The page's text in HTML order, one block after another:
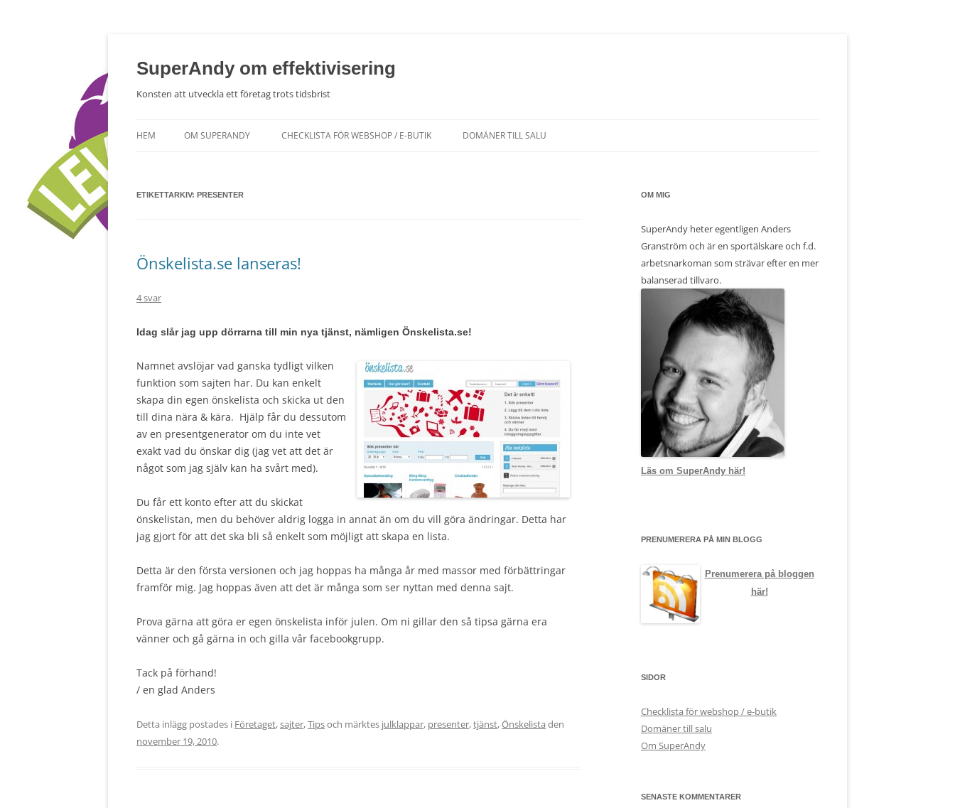
SuperAndy om effektivisering
Konsten att utveckla ett företag trots tidsbrist
HEM OM SUPERANDY CHECKLISTA FÖR WEBSHOP / E-BUTIK DOMÄNER TILL SALU
ETIKETTARKIV: PRESENTER
Önskelista.se lanseras!
4 svar
Idag slår jag upp dörrarna till min nya tjänst, nämligen Önskelista.se!
Namnet avslöjar vad ganska tydligt vilken
funktion som sajten har. Du kan enkelt
skapa din egen önskelista och skicka ut den
till dina nära & kära. Hjälp får du dessutom
av en presentgenerator om du inte vet
exakt vad du önskar dig (jag vet att det är
något som jag själv kan ha svårt med).
Du får ett konto efter att du skickat
önskelistan, men du behöver aldrig logga in annat än om du vill göra ändringar. Detta har
jag gjort för att det ska bli så enkelt som möjligt att skapa en lista.
Detta är den första versionen och jag hoppas ha många år med massor med förbättringar
framför mig. Jag hoppas även att det är många som ser nyttan med denna sajt.
Prova gärna att göra er egen önskelista inför julen. Om ni gillar den så tipsa gärna era
vänner och gå gärna in och gilla vår facebookgrupp.
Tack på förhand!
/ en glad Anders
Detta inlägg postades i Företaget,sajter,Tipsoch märktes julklappar, presenter,tjänst,Önskelista den
november 19, 2010.
OM MIG
SuperAndy heter egentligen Anders
Granström och är en sportälskare och f.d.
arbetsnarkoman som strävar efter en mer
balanserad tillvaro.
Läs om SuperAndy här!
PRENUMERERA PÅ MIN BLOGG
Prenumerera på bloggen
här!
SIDOR
Checklista för webshop / e-butik
Domäner till salu
Om SuperAndy
SENASTE KOMMENTARER